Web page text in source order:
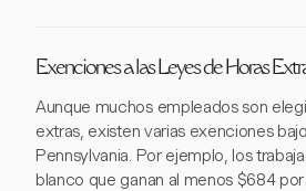
Exenciones a las Leyes de Horas
Aunque muchos empleados son
extras, existen varias exenciones
Pennsylvania. Por ejemplo, los
blanco que ganan al menos $684